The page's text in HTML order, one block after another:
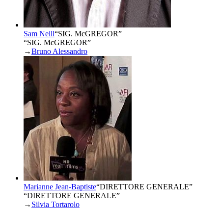
Sam Neill“SIG. McGREGOR”
“SIG. McGREGOR”
→Bruno Alessandro
Marianne Jean-Baptiste“DIRETTORE GENERALE”
“DIRETTORE GENERALE”
→ Silvia Tortarolo